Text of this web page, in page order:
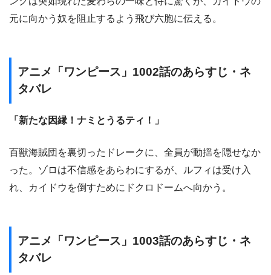
元に向かう奴を阻止するよう飛び六胞に伝える。
アニメ「ワンピース」1002話のあらすじ・ネ
タバレ
「新たな因縁！ナミとうるティ！」
百獣海賊団を裏切ったドレークに、全員が動揺を隠せなか
った。ゾロは不信感をあらわにするが、ルフィは受け入
れ、カイドウを倒すためにドクロドームへ向かう。
アニメ「ワンピース」1003話のあらすじ・ネ
タバレ